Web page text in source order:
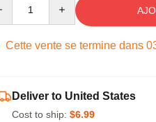
Cette vente se termine dans
Deliver to United States
Cost to ship: $6.99